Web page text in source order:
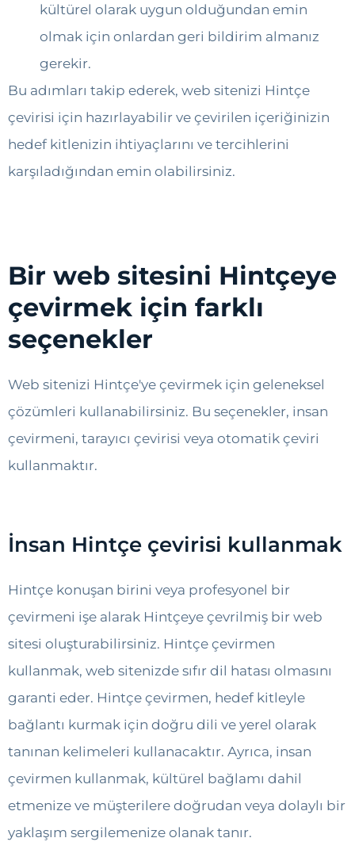
kültürel olarak uygun olduğundan emin
olmak için onlardan geri bildirim almanız
gerekir.
Bu adımları takip ederek, web sitenizi Hintçe
çevirisi için hazırlayabilir ve çevirilen içeriğinizin
hedef kitlenizin ihtiyaçlarını ve tercihlerini
karşıladığından emin olabilirsiniz.
Bir web sitesini Hintçeye
çevirmek için farklı
seçenekler
Web sitenizi Hintçe'ye çevirmek için geleneksel
çözümleri kullanabilirsiniz. Bu seçenekler, insan
çevirmeni, tarayıcı çevirisi veya otomatik çeviri
kullanmaktır.
İnsan Hintçe çevirisi kullanmak
Hintçe konuşan birini veya profesyonel bir
çevirmeni işe alarak Hintçeye çevrilmiş bir web
sitesi oluşturabilirsiniz. Hintçe çevirmen
kullanmak, web sitenizde sıfır dil hatası olmasını
garanti eder. Hintçe çevirmen, hedef kitleyle
bağlantı kurmak için doğru dili ve yerel olarak
tanınan kelimeleri kullanacaktır. Ayrıca, insan
çevirmen kullanmak, kültürel bağlamı dahil
etmenize ve müşterilere doğrudan veya dolaylı bir
yaklaşım sergilemenize olanak tanır.